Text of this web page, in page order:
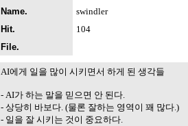
Name.
swindler
Hit.
104
File.
AI에게 일을 많이 시키면서 하게 된 생각들
- AI가 하는 말을 믿으면 안 된다.
- 상당히 바보다. (물론 잘하는 영역이 꽤 많다.)
- 일을 잘 시키는 것이 중요하다.